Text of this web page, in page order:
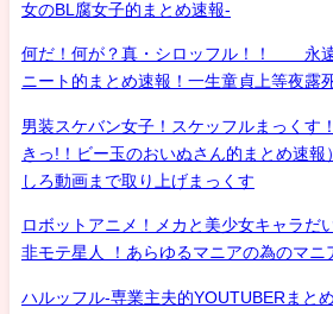
女のBL腐女子的まとめ速報-
何だ！何が？真・シロッフル！！ 永
ニート的まとめ速報！一生童貞上等夜露
男装スケバン女子！スケッフルまっくす
きっ!！ビー玉のおいぬさん的まとめ速
しろ動画まで取り上げまっくす
ロボットアニメ！メカと美少女キャラだ
非モテ星人 ！あらゆるマニアの為のマニ
ハルッフル-専業主夫的YOUTUBERまと